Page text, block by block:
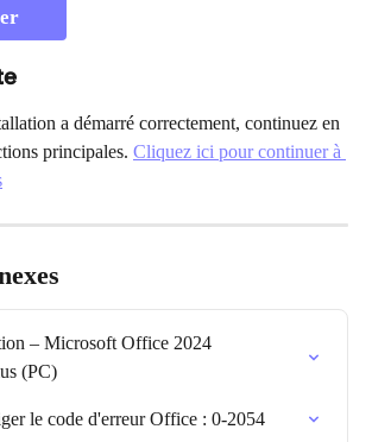
a démarré correctement, continuez en
principales. Cliquez ici pour continuer à
– Microsoft Office 2024
(PC)
le code d'erreur Office : 0-2054